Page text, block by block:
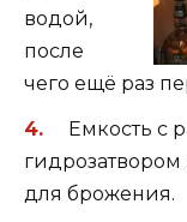
водой,
после
чего ещё раз
Емкость с
гидрозатвором
для брожения.